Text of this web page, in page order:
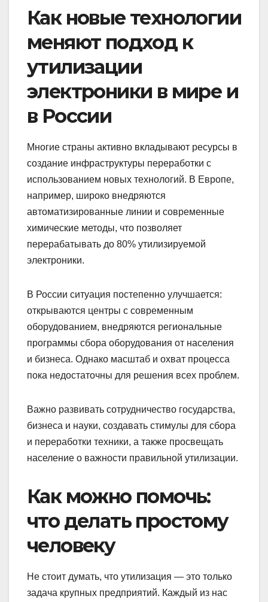
Как новые технологии
меняют подход к
утилизации
электроники в мире и
в России
Многие страны активно вкладывают ресурсы в
создание инфраструктуры переработки с
использованием новых технологий. В Европе,
например, широко внедряются
автоматизированные линии и современные
химические методы, что позволяет
перерабатывать до 80% утилизируемой
электроники.
В России ситуация постепенно улучшается:
открываются центры с современным
оборудованием, внедряются региональные
программы сбора оборудования от населения
и бизнеса. Однако масштаб и охват процесса
пока недостаточны для решения всех проблем.
Важно развивать сотрудничество государства,
бизнеса и науки, создавать стимулы для сбора
и переработки техники, а также просвещать
население о важности правильной утилизации.
Как можно помочь:
что делать простому
человеку
Не стоит думать, что утилизация — это только
задача крупных предприятий. Каждый из нас